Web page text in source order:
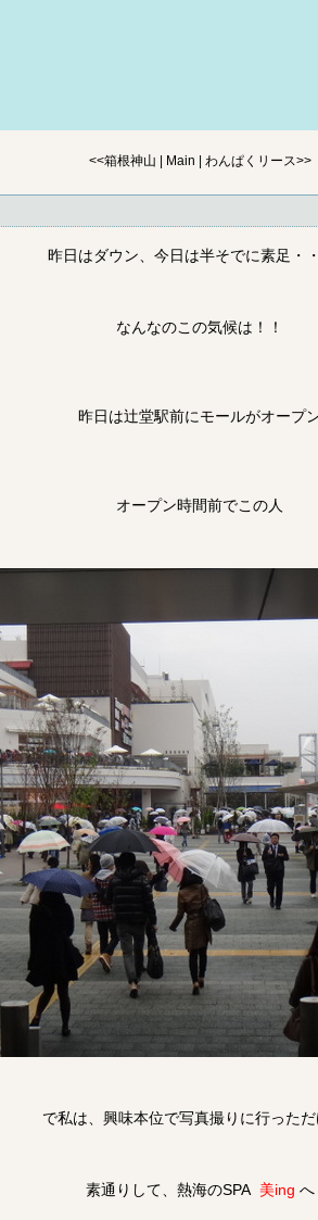
<<箱根神山 Main わんぱくリース>>
昨日はダウン、今日は半そでに素足・
なんなのこの気候は！！
昨日は辻堂駅前にモールがオープ
オープン時間前でこの人
で私は、興味本位で写真撮りに行った
素通りして、熱海のSPA 美ing へ